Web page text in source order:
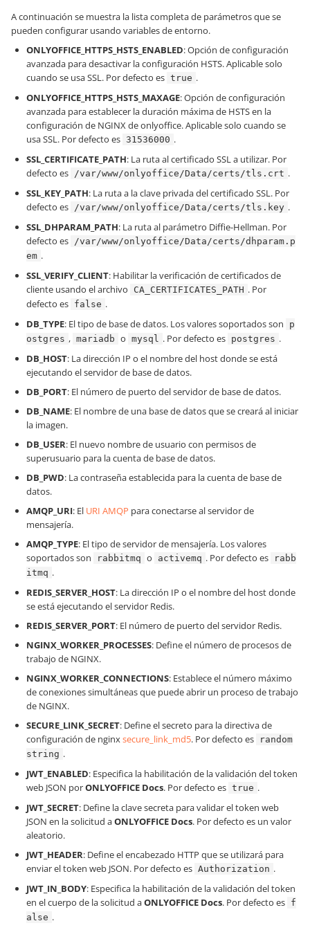
A continuación se muestra la lista completa de parámetros que se
pueden configurar usando variables de entorno.
ONLYOFFICE_HTTPS_HSTS_ENABLED: Opción de configuración
avanzada para desactivar la configuración HSTS. Aplicable solo
cuando se usa SSL. Por defecto es true .
ONLYOFFICE_HTTPS_HSTS_MAXAGE: Opción de configuración
avanzada para establecer la duración máxima de HSTS en la
configuración de NGINX de onlyoffice. Aplicable solo cuando se
usa SSL. Por defecto es 31536000 .
SSL_CERTIFICATE_PATH: La ruta al certificado SSL a utilizar. Por
defecto es /var/www/onlyoffice/Data/certs/tls.crt .
SSL_KEY_PATH: La ruta a la clave privada del certificado SSL. Por
defecto es /var/www/onlyoffice/Data/certs/tls.key .
SSL_DHPARAM_PATH: La ruta al parámetro Diffie-Hellman. Por
defecto es /var/www/onlyoffice/Data/certs/dhparam.p
em .
SSL_VERIFY_CLIENT: Habilitar la verificación de certificados de
cliente usando el archivo
CA_CERTIFICATES_PATH . Por
defecto es false .
DB_TYPE: El tipo de base de datos. Los valores soportados son
p
ostgres , mariadb o mysql . Por defecto es postgres .
DB_HOST: La dirección IP o el nombre del host donde se está
ejecutando el servidor de base de datos.
DB_PORT: El número de puerto del servidor de base de datos.
DB_NAME: El nombre de una base de datos que se creará al iniciar
la imagen.
DB_USER: El nuevo nombre de usuario con permisos de
superusuario para la cuenta de base de datos.
DB_PWD: La contraseña establecida para la cuenta de base de
datos.
AMQP_URI: El URI AMQP para conectarse al servidor de
mensajería.
AMQP_TYPE: El tipo de servidor de mensajería. Los valores
soportados son
rabbitmq o activemq . Por defecto es
rabb
itmq .
REDIS_SERVER_HOST: La dirección IP o el nombre del host donde
se está ejecutando el servidor Redis.
REDIS_SERVER_PORT: El número de puerto del servidor Redis.
NGINX_WORKER_PROCESSES: Define el número de procesos de
trabajo de NGINX.
NGINX_WORKER_CONNECTIONS: Establece el número máximo
de conexiones simultáneas que puede abrir un proceso de trabajo
de NGINX.
SECURE_LINK_SECRET: Define el secreto para la directiva de
configuración de nginxsecure_link_md5. Por defecto es
random
string .
JWT_ENABLED: Especifica la habilitación de la validación del token
web JSON porONLYOFFICE Docs. Por defecto es true .
JWT_SECRET: Define la clave secreta para validar el token web
JSON en la solicitud aONLYOFFICE Docs. Por defecto es un valor
aleatorio.
JWT_HEADER: Define el encabezado HTTP que se utilizará para
enviar el token web JSON. Por defecto es Authorization .
JWT_IN_BODY: Especifica la habilitación de la validación del token
en el cuerpo de la solicitud aONLYOFFICE Docs. Por defecto es f
alse .